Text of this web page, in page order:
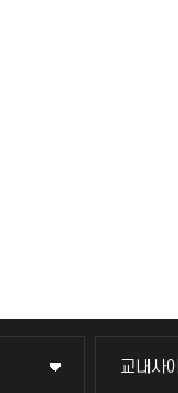
교내사
교내사